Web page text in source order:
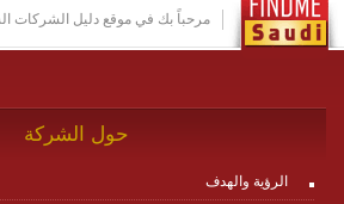
http://www.plutosms.com/zagel
مرحباً بك في موقع دليل الشركات
حول الشركة
الرؤية والهدف